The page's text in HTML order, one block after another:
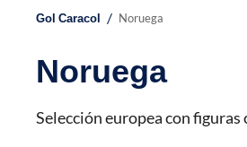
Gol Caracol / Noruega
Noruega
Selección europea con